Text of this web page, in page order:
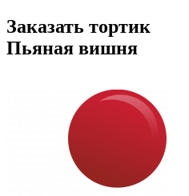
Заказать тортик
Пьяная вишня